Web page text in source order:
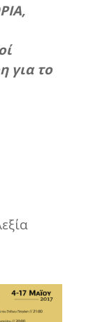
για το